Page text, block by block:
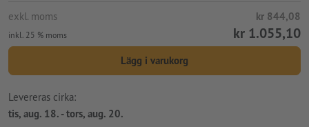
exkl. moms kr 844,08
inkl. 25 % moms kr 1.055,10
Lägg i varukorg
Levereras cirka:
tis, aug. 18. - tors, aug. 20.